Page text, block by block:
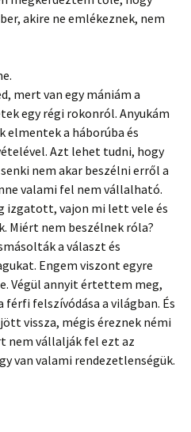
akire ne emlékeznek, nem
mert van egy mániám a
egy régi rokonról. Anyukám
elmentek a háborúba és
Azt lehet tudni, hogy
nem akar beszélni erről a
valami fel nem vállalható.
izgatott, vajon mi lett vele és
Miért nem beszélnek róla?
a választ és
Engem viszont egyre
Végül annyit értettem meg,
férfi felszívódása a világban. És
vissza, mégis éreznek némi
nem vállalják fel ezt az
van valami rendezetlenségük.